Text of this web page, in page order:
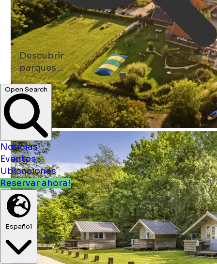
Descubrir
eventos ...
Open Search
Noticias
Eventos
Ubicaciones
Reservar ahora!
Español